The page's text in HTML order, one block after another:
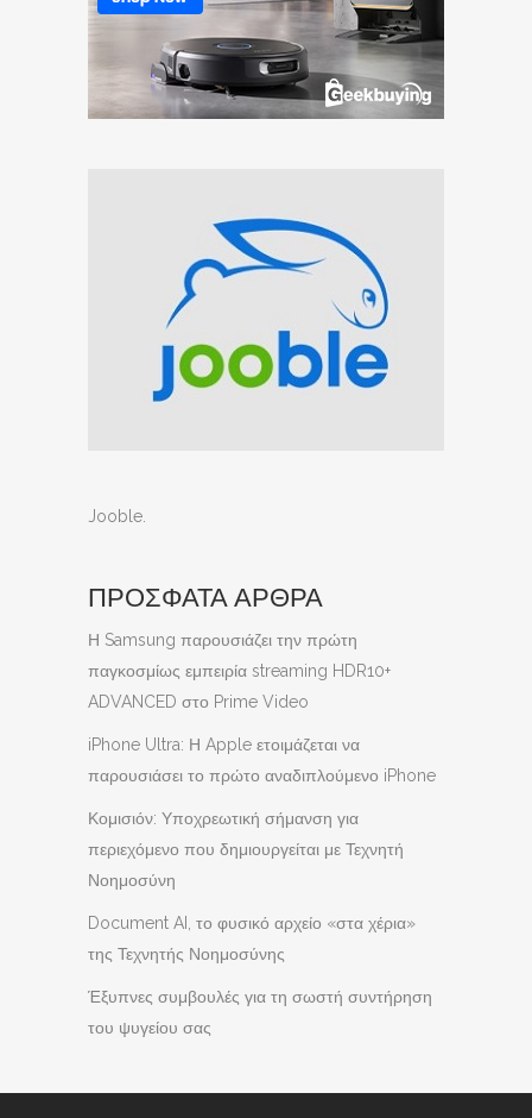
Jooble
ΠΡΟΣΦΑΤΑ ΑΡΘΡΑ
Η Samsung παρουσιάζει την πρώτη
παγκοσμίως εμπειρία streaming HDR10+
ADVANCED στο Prime Video
iPhone Ultra: Η Apple ετοιμάζεται να
παρουσιάσει το πρώτο αναδιπλούμενο iPhone
Κομισιόν: Υποχρεωτική σήμανση για
περιεχόμενο που δημιουργείται με Τεχνητή
Νοημοσύνη
Document AI, το φυσικό αρχείο «στα χέρια»
της Τεχνητής Νοημοσύνης
Έξυπνες συμβουλές για τη σωστή συντήρηση
του ψυγείου σας